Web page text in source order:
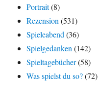
Portrait(8)
Rezension (531)
Spieleabend (36)
Spielgedanken (142)
Spieltagebücher(58)
Was spielst du so?(72)